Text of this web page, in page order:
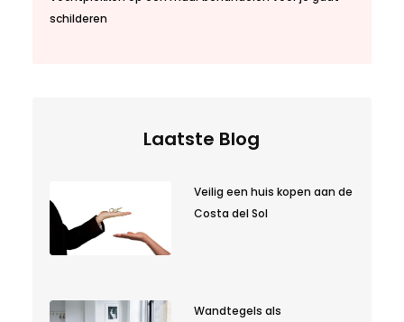
schilderen
Laatste Blog
Veilig een huis kopen aan de
Costa del Sol
Wandtegels als